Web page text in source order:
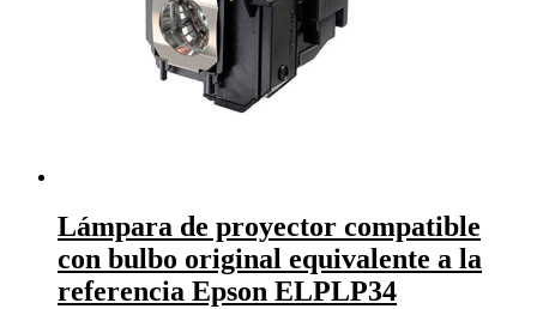
Lámpara de proyector compatible
con bulbo original equivalente a la
referencia Epson ELPLP34